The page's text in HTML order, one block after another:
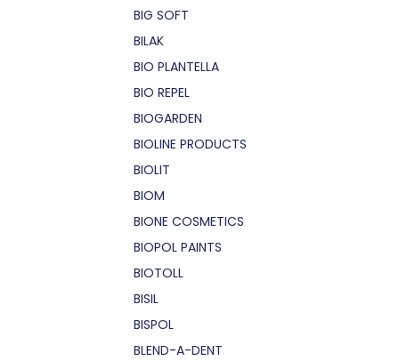
BIG SOFT
BILAK
BIO PLANTELLA
BIO REPEL
BIOGARDEN
BIOLINE PRODUCTS
BIOLIT
BIOM
BIONE COSMETICS
BIOPOL PAINTS
BIOTOLL
BISIL
BISPOL
BLEND-A-DENT